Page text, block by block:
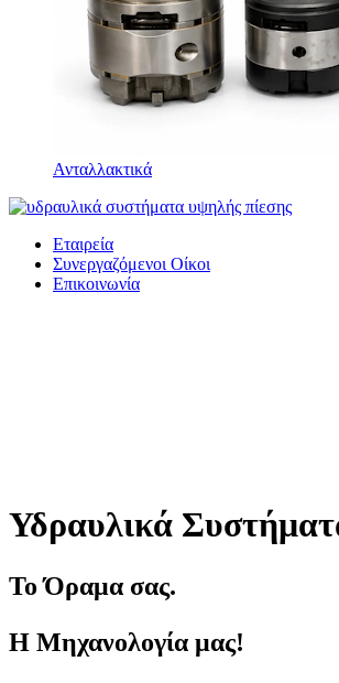
Ανταλλακτικά
Εταιρεία
Συνεργαζόμενοι Οίκοι
Επικοινωνία
Υδραυλικά
Το Όραμα σας.
Η Μηχανολογία μας!